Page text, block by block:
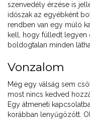
szenvedély érzése is
időszak az egyébként
rendben van egy múló
kell, hogy fülledt legyen
boldogtalan minden
Vonzalom
Még egy válság sem
most nincs kedved
Egy átmeneti
korábban lenyűgözött.